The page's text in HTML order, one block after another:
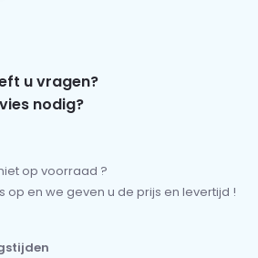
u vragen?
nodig?
op voorraad ?
op en we geven u de prijs en levertijd !